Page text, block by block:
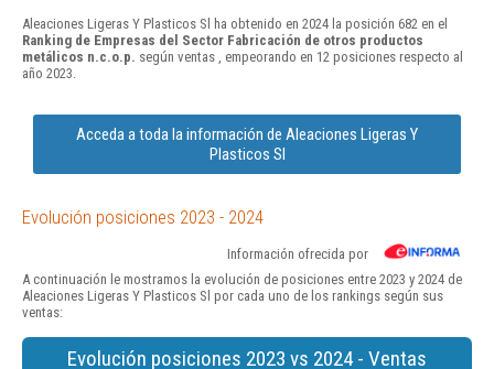
Aleaciones Ligeras Y Plasticos Sl ha obtenido en 2024 la posición 682 en el
Ranking de Empresas del Sector Fabricación de otros productos
metálicos n.c.o.p. según ventas , empeorando en 12 posiciones respecto al
año 2023.
Acceda a toda la información de Aleaciones Ligeras Y
Plasticos Sl
Evolución posiciones 2023 - 2024
Información ofrecida por
A continuación le mostramos la evolución de posiciones entre 2023 y 2024 de
Aleaciones Ligeras Y Plasticos Sl por cada uno de los rankings según sus
ventas:
Evolución posiciones 2023 vs 2024 - Ventas